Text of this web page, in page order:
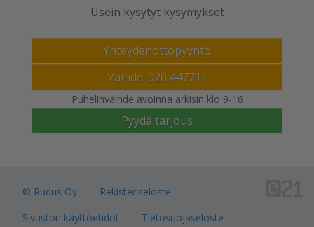
Usein kysytyt kysymykset
Yhteydenottopyyntö
Vaihde: 020 447711
Puhelinvaihde avoinna arkisin klo 9-16
Pyydä tarjous
© Rudus Oy
Rekisteriseloste
Sivuston käyttöehdot
Tietosuojaseloste